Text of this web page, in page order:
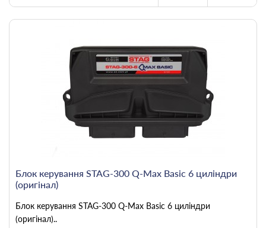
Блок керування STAG-300 Q-Max Basic 6 циліндри
(оригінал)
Блок керування STAG-300 Q-Max Basic 6 циліндри
(оригінал)..